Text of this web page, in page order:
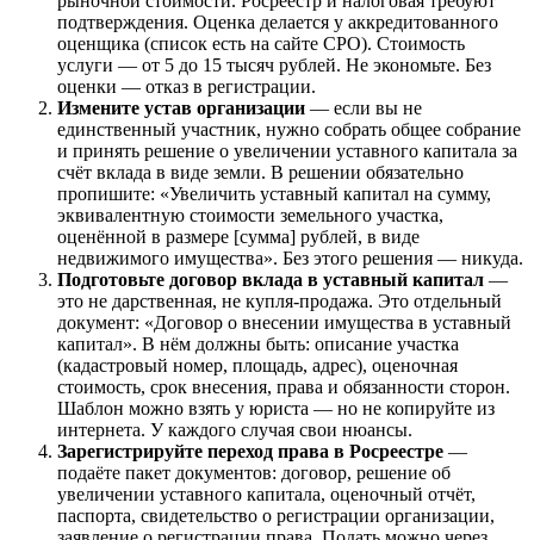
подтверждения. Оценка делается у аккредитованного
оценщика (список есть на сайте СРО). Стоимость
услуги — от 5 до 15 тысяч рублей. Не экономьте. Без
оценки — отказ в регистрации.
Измените устав организации — если вы не
единственный участник, нужно собрать общее собрание
и принять решение о увеличении уставного капитала за
счёт вклада в виде земли. В решении обязательно
пропишите: «Увеличить уставный капитал на сумму,
эквивалентную стоимости земельного участка,
оценённой в размере [сумма] рублей, в виде
недвижимого имущества». Без этого решения — никуда.
Подготовьте договор вклада в уставный капитал —
это не дарственная, не купля-продажа. Это отдельный
документ: «Договор о внесении имущества в уставный
капитал». В нём должны быть: описание участка
(кадастровый номер, площадь, адрес), оценочная
стоимость, срок внесения, права и обязанности сторон.
Шаблон можно взять у юриста — но не копируйте из
интернета. У каждого случая свои нюансы.
Зарегистрируйте переход права в Росреестре —
подаёте пакет документов: договор, решение об
увеличении уставного капитала, оценочный отчёт,
паспорта, свидетельство о регистрации организации,